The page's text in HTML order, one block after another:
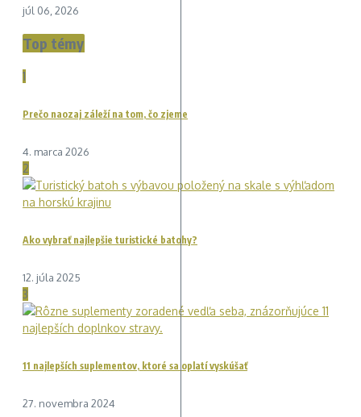
júl 06, 2026
Top témy
1
Prečo naozaj záleží na tom, čo zjeme
4. marca 2026
2
Ako vybrať najlepšie turistické batohy?
12. júla 2025
3
11 najlepších suplementov, ktoré sa oplatí vyskúšať
27. novembra 2024